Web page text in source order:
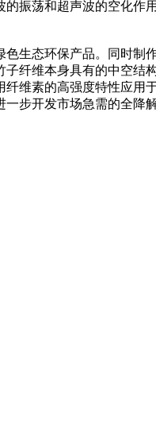
振荡和超声波的空化作
生态环保产品。同时制
纤维本身具有的中空结
维素的高强度特性应用
步开发市场急需的全降